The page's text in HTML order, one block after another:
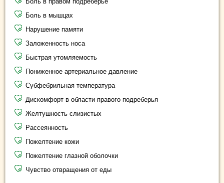
Боль в мышцах
Нарушение памяти
Заложенность носа
Быстрая утомляемость
Пониженное артериальное давление
Субфебрильная температура
Дискомфорт в области правого подреберья
Желтушность слизистых
Рассеянность
Пожелтение кожи
Пожелтение глазной оболочки
Чувство отвращения от еды